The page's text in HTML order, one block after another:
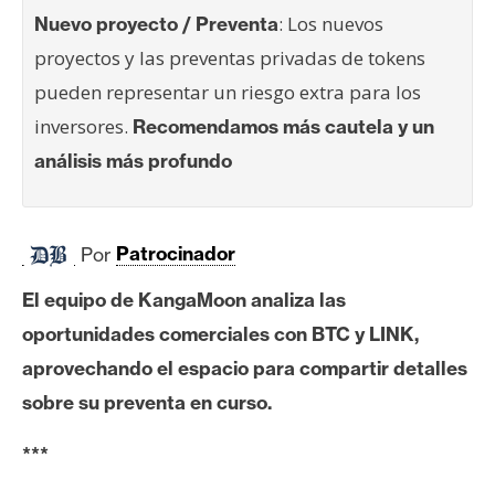
i
t
c
i
n
E
h
e
e
u
Nuevo proyecto / Preventa: Los nuevos
proyectos y las preventas privadas de tokens
pueden representar un riesgo extra para los
inversores. Recomendamos más cautela y un
análisis más profundo
Por Patrocinador
El equipo de KangaMoon analiza las
oportunidades comerciales con BTC y LINK,
aprovechando el espacio para compartir detalles
sobre su preventa en curso.
***